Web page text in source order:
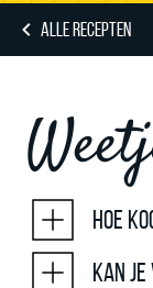
ALLE RECEPTEN
Hoe
Kan